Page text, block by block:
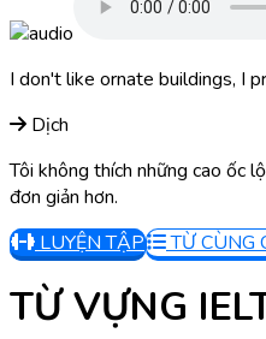
I don't like ornate buildings, I
Dịch
Tôi không thích những cao ốc
đơn giản hơn.
LUYỆN TẬP
TỪ CÙNG
TỪ VỰNG